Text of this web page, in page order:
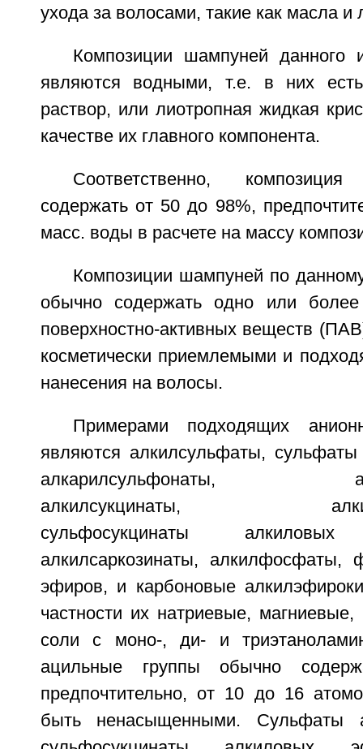
ухода за волосами, такие как масла и
Композиции шампуней данного
являются водными, т.е. в них
раствор, или лиотропная жидкая
качестве их главного компонента.
Соответственно,
содержать от 50 до 98%,
масс. воды в расчете на массу
Композиции шампуней по
обычно содержать одно или
поверхностно-активных веществ
косметически приемлемыми и
нанесения на волосы.
Примерами подходящих
являются алкилсульфаты,
алкарилсульфонаты,
алкилсукцинаты,
сульфосукцинаты
алкилсаркозинаты, алкилфосфаты,
эфиров, и карбоновые
частности их натриевые,
соли с моно-, ди- и
ацильные группы обычно
предпочтительно, от 10 до 16
быть ненасыщенными. Сульфаты